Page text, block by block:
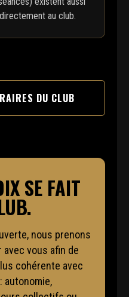
au club.
DU CLUB
SE FAIT
nous prenons
vous afin de
cohérente avec